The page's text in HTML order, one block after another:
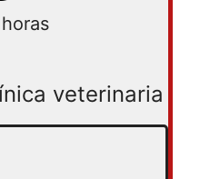
veterinaria